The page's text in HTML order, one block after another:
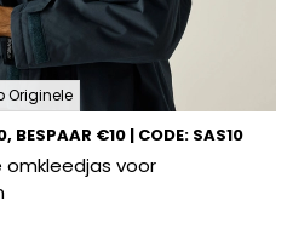
Originele
BESPAAR €10 | CODE: SAS10
voor